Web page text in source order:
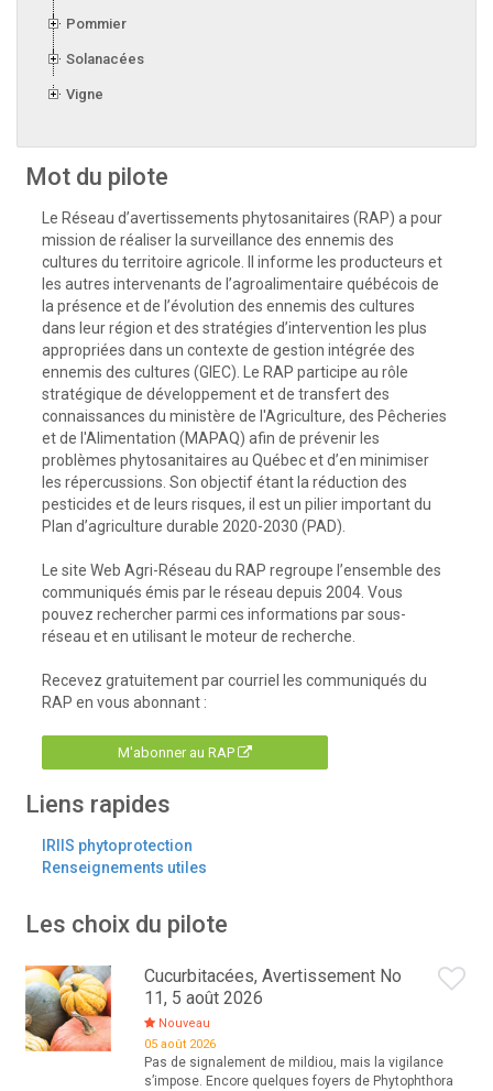
Pommier
Solanacées
Vigne
Mot du pilote
Le Réseau d’avertissements phytosanitaires (RAP) a pour
mission de réaliser la surveillance des ennemis des
cultures du territoire agricole. Il informe les producteurs et
les autres intervenants de l’agroalimentaire québécois de
la présence et de l’évolution des ennemis des cultures
dans leur région et des stratégies d’intervention les plus
appropriées dans un contexte de gestion intégrée des
ennemis des cultures (GIEC). Le RAP participe au rôle
stratégique de développement et de transfert des
connaissances du ministère de l'Agriculture, des Pêcheries
et de l'Alimentation (MAPAQ) afin de prévenir les
problèmes phytosanitaires au Québec et d’en minimiser
les répercussions. Son objectif étant la réduction des
pesticides et de leurs risques, il est un pilier important du
Plan d’agriculture durable 2020-2030 (PAD).
Le site Web Agri-Réseau du RAP regroupe l’ensemble des
communiqués émis par le réseau depuis 2004. Vous
pouvez rechercher parmi ces informations par sous-
réseau et en utilisant le moteur de recherche.
Recevez gratuitement par courriel les communiqués du
RAP en vous abonnant :
M'abonner au RAP
Liens rapides
IRIIS phytoprotection
Renseignements utiles
Les choix du pilote
Cucurbitacées, Avertissement No
11, 5 août 2026
Nouveau
05 août 2026
Pas de signalement de mildiou, mais la vigilance
s’impose. Encore quelques foyers de Phytophthora